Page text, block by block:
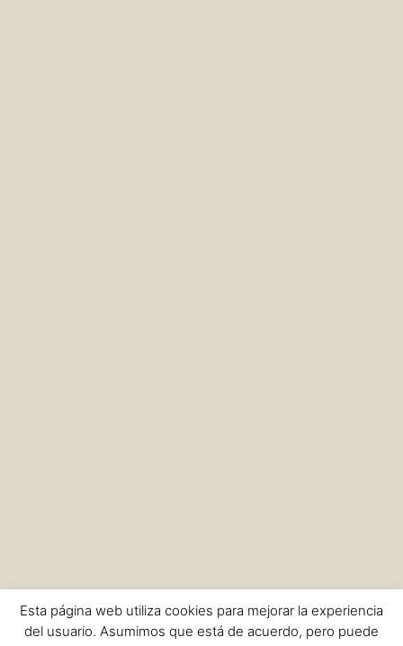
Esta página web utiliza cookies para mejorar la experiencia
del usuario. Asumimos que está de acuerdo, pero puede